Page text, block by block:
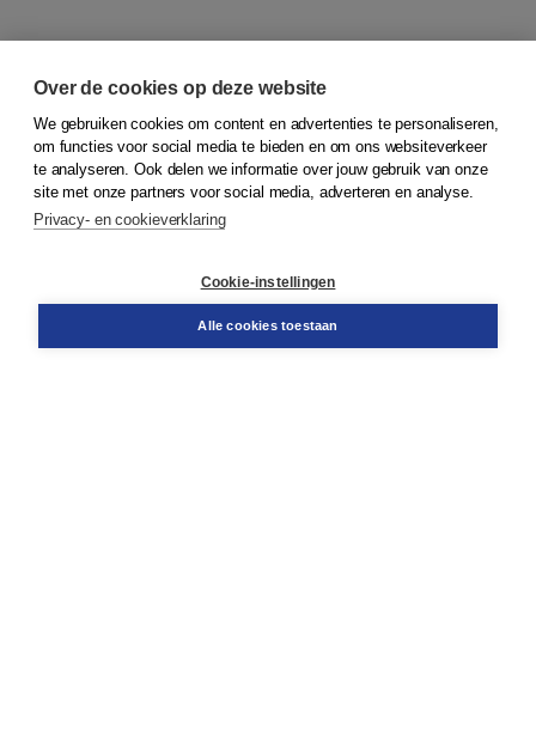
© 2026Koninklijke Boom uitgevers
Bestellen
Over de cookies op deze website
We gebruiken cookies om content en advertenties te personaliseren,
om functies voor social media te bieden en om ons websiteverkeer
te analyseren. Ook delen we informatie over jouw gebruik van onze
site met onze partners voor social media, adverteren en analyse.
Privacy- en cookieverklaring
Cookie-instellingen
Alle cookies toestaan